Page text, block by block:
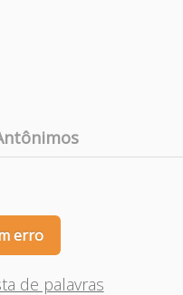
erro
de palavras